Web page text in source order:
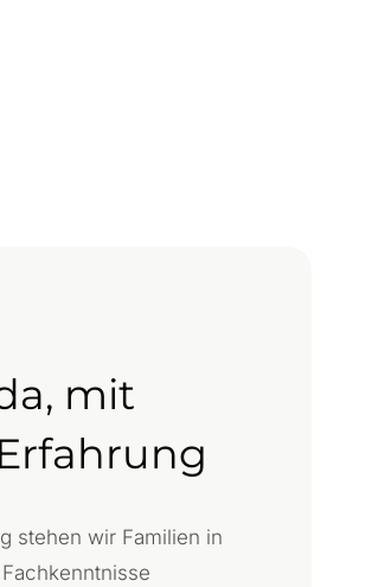
mit
stehen wir Familien in